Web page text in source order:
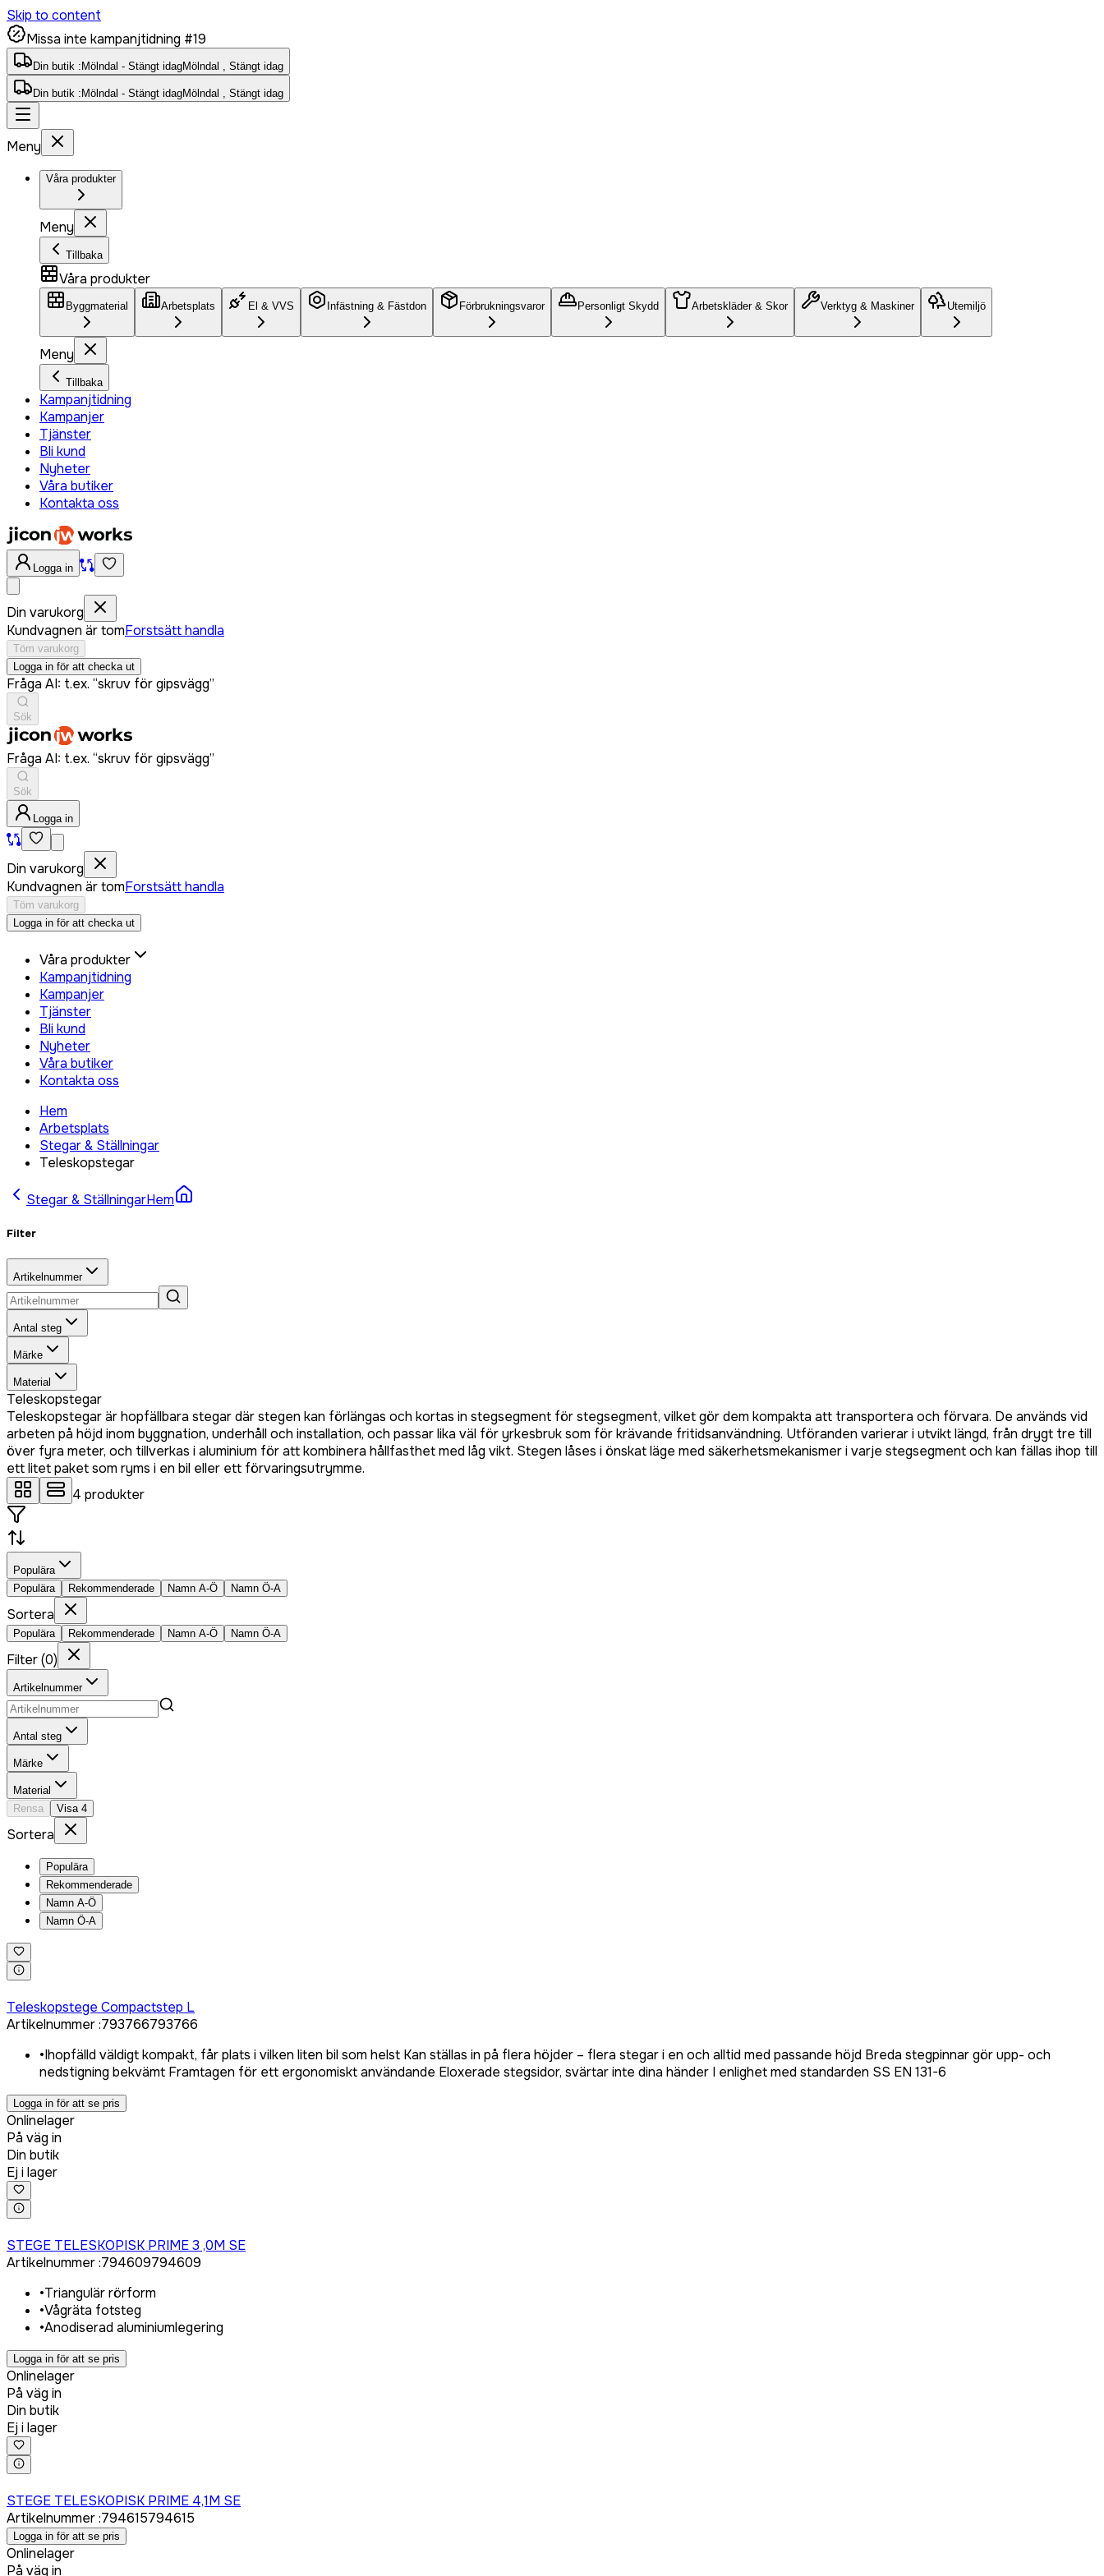
Skip to content
Missa inte kampanjtidning #19
Din butik : Mölndal - Stängt idagMölndal , Stängt idag
Din butik : Mölndal - Stängt idagMölndal , Stängt idag
Meny
Våra produkter
Meny
Tillbaka
Våra produkter
Byggmaterial Arbetsplats El & VVS Infästning & Fästdon Förbrukningsvaror Personligt Skydd Arbetskläder & Skor Verktyg & Maskiner Utemiljö
Meny
Tillbaka
Kampanjtidning
Kampanjer
Tjänster
Bli kund
Nyheter
Våra butiker
Kontakta oss
Logga in
Din varukorg
Kundvagnen är tomForstsätt handla
Töm varukorg
Logga in för att checka ut
Fråga AI: t.ex. “skruv för gipsvägg”
Sök
Fråga AI: t.ex. “skruv för gipsvägg”
Sök
Logga in
Din varukorg
Kundvagnen är tomForstsätt handla
Töm varukorg
Logga in för att checka ut
Våra produkter
Kampanjtidning
Kampanjer
Tjänster
Bli kund
Nyheter
Våra butiker
Kontakta oss
Hem
Arbetsplats
Stegar & Ställningar
Teleskopstegar
Stegar & StällningarHem
Filter
Artikelnummer
Antal steg
Märke
Material
Teleskopstegar
Teleskopstegar är hopfällbara stegar där stegen kan förlängas och kortas in stegsegment för stegsegment, vilket gör dem kompakta att transportera och förvara. De används vid
arbeten på höjd inom byggnation, underhåll och installation, och passar lika väl för yrkesbruk som för krävande fritidsanvändning. Utföranden varierar i utvikt längd, från drygt tre till
över fyra meter, och tillverkas i aluminium för att kombinera hållfasthet med låg vikt. Stegen låses i önskat läge med säkerhetsmekanismer i varje stegsegment och kan fällas ihop till
ett litet paket som ryms i en bil eller ett förvaringsutrymme.
4 produkter
Populära
Populära
Rekommenderade Namn A-Ö Namn Ö-A
Sortera
Populära Rekommenderade Namn A-Ö Namn Ö-A
Filter(0)
Artikelnummer
Antal steg
Märke
Material
Rensa
Visa 4
Sortera
Populära
Rekommenderade
Namn A-Ö
Namn Ö-A
Teleskopstege Compactstep L
Artikelnummer:793766793766
•Ihopfälld väldigt kompakt, får plats i vilken liten bil som helst Kan ställas in på flera höjder – flera stegar i en och alltid med passande höjd Breda stegpinnar gör upp- och
nedstigning bekvämt Framtagen för ett ergonomiskt användande Eloxerade stegsidor, svärtar inte dina händer I enlighet med standarden SS EN 131-6
Logga in för att se pris
Onlinelager
På väg in
Din butik
Ej i lager
STEGE TELESKOPISK PRIME 3 ,0M SE
Artikelnummer:794609794609
•Triangulär rörform
•Vågräta fotsteg
•Anodiserad aluminiumlegering
Logga in för att se pris
Onlinelager
På väg in
Din butik
Ej i lager
STEGE TELESKOPISK PRIME 4,1M SE
Artikelnummer:794615794615
Logga in för att se pris
Onlinelager
På väg in